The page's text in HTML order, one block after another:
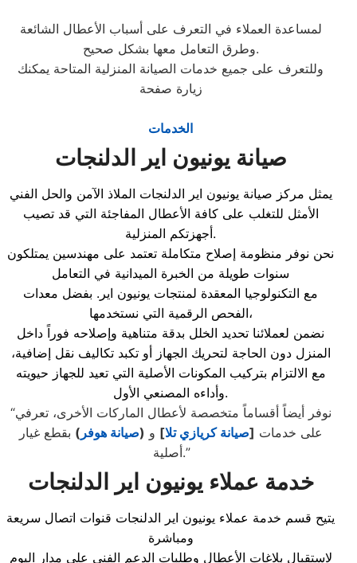
لمساعدة العملاء في التعرف على أسباب الأعطال الشائعة
وطرق التعامل معها بشكل صحيح.
وللتعرف على جميع خدمات الصيانة المنزلية المتاحة يمكنك
زيارة صفحة
الخدمات
صيانة يونيون اير الدلنجات
يمثل مركز صيانة يونيون اير الدلنجات الملاذ الآمن والحل الفني
الأمثل للتغلب على كافة الأعطال المفاجئة التي قد تصيب
أجهزتكم المنزلية.
نحن نوفر منظومة إصلاح متكاملة تعتمد على مهندسين يمتلكون
سنوات طويلة من الخبرة الميدانية في التعامل
مع التكنولوجيا المعقدة لمنتجات يونيون اير. بفضل معدات
الفحص الرقمية التي نستخدمها،
نضمن لعملائنا تحديد الخلل بدقة متناهية وإصلاحه فوراً داخل
المنزل دون الحاجة لتحريك الجهاز أو تكبد تكاليف نقل إضافية،
مع الالتزام بتركيب المكونات الأصلية التي تعيد للجهاز حيويته
وأداءه المصنعي الأول.
“نوفر أيضاً أقساماً متخصصة لأعطال الماركات الأخرى، تعرفي
على خدمات [صيانة كريازي تلا] و (صيانة هوفر ) بقطع غيار
أصلية.”
خدمة عملاء يونيون اير الدلنجات
يتيح قسم خدمة عملاء يونيون اير الدلنجات قنوات اتصال سريعة
ومباشرة
لاستقبال بلاغات الأعطال وطلبات الدعم الفني على مدار اليوم